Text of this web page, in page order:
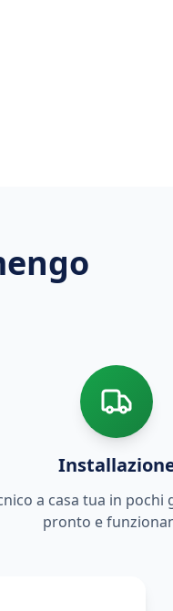
a casa tua in pochi
pronto e